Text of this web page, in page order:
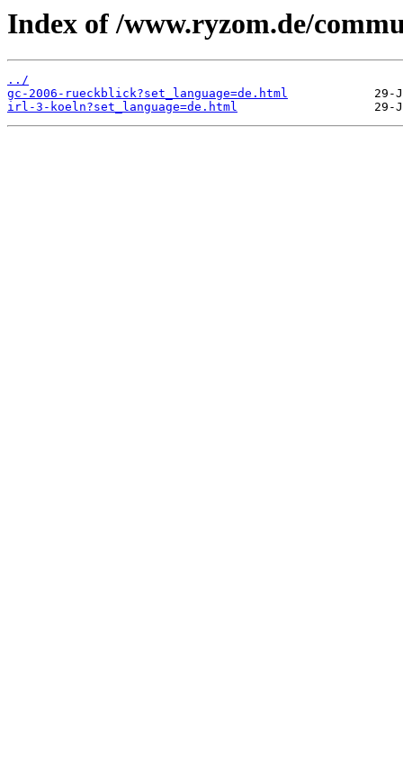
Index of /www.ryzom.de/
../
gc-2006-rueckblick?set_language=de.html
irl-3-koeln?set_language=de.html